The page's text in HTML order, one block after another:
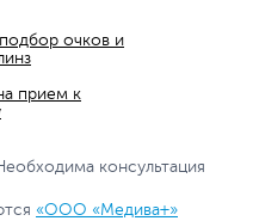
очков и
прием к
консультация
«ООО «Медива+»